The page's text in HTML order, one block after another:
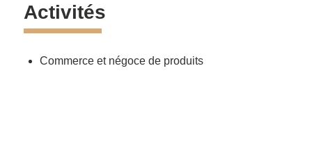
Activités
Commerce et négoce de produits